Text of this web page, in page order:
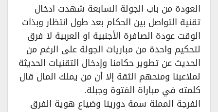
العودة من باب الجولة السابعة شهدت ادخال
تقنية التواصل بين الحكام بعد طول انتظار وبذات
الوقت عودة الصافرة الأجنبية او العربية لا فرق
لتحكيم واحدة من مباريات الجولة على الرغم من
الحديث عن تطوير حكامنا وإدخال التقنيات الحديثة
لملاعبنا ومنحهم الثقة إلا أن من يملك المال قال
كلمته في مباراة الفتوة وجبلة.
الفرجة المملة سمة دورينا وضياع هوية الفرق